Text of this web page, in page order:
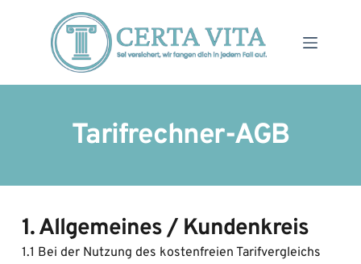
Tarifrechner-AGB
1. Allgemeines / Kundenkreis
1.1 Bei der Nutzung des kostenfreien Tarifvergleichs